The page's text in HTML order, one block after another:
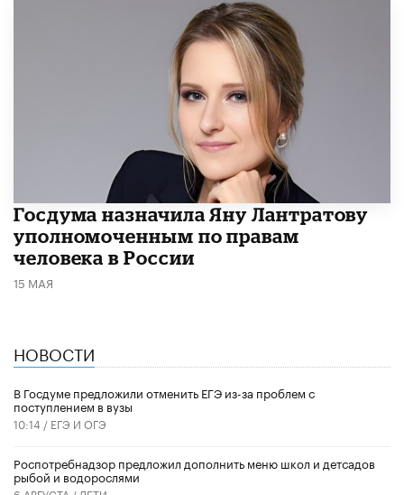
Госдума назначила Яну Лантратову
уполномоченным по правам
человека в России
15 МАЯ
НОВОСТИ
В Госдуме предложили отменить ЕГЭ из-за проблем с
поступлением в вузы
10:14 / ЕГЭ И ОГЭ
Роспотребнадзор предложил дополнить меню школ и детсадов
рыбой и водорослями